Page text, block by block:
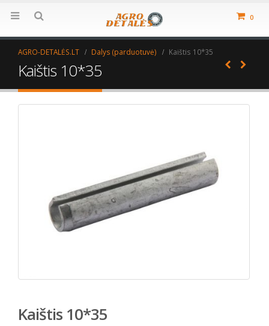
0
AGRO-DETALĖS.LT Dalys (parduotuvė) Kaištis 10*35
Kaištis 10*35
Kaištis 10*35